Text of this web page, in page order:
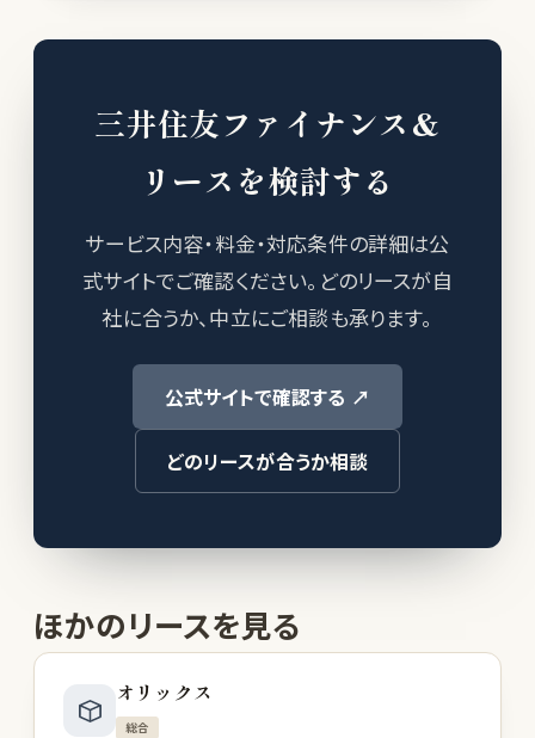
三井住友ファイナンス&
リースを検討する
サービス内容・料金・対応条件の詳細は公
式サイトでご確認ください。どのリースが自
社に合うか、中立にご相談も承ります。
公式サイトで確認する ↗
どのリースが合うか相談
ほかのリースを見る
オリックス
総合